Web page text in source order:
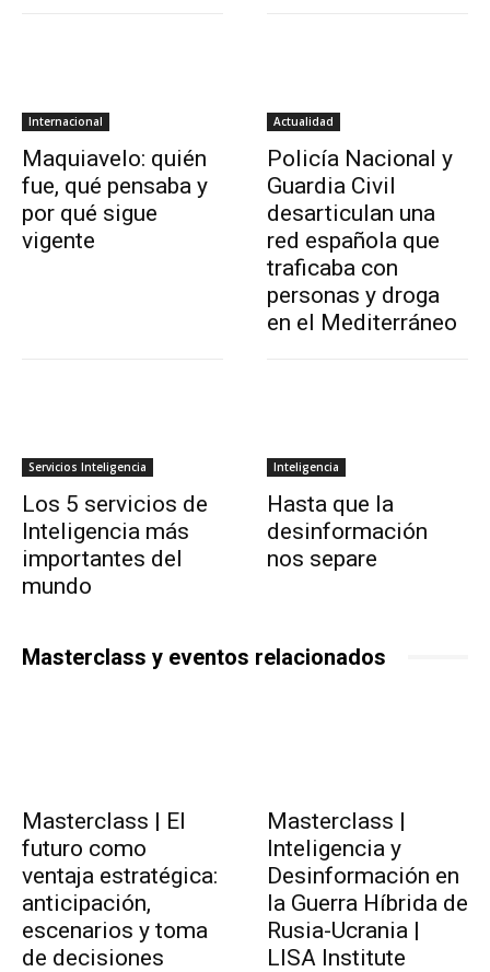
Internacional
Maquiavelo: quién
fue, qué pensaba y
por qué sigue
vigente
Actualidad
Policía Nacional y
Guardia Civil
desarticulan una
red española que
traficaba con
personas y droga
en el Mediterráneo
Servicios Inteligencia
Los 5 servicios de
Inteligencia más
importantes del
mundo
Inteligencia
Hasta que la
desinformación
nos separe
Masterclass y eventos relacionados
Masterclass | El
futuro como
ventaja estratégica:
anticipación,
escenarios y toma
de decisiones
Masterclass |
Inteligencia y
Desinformación en
la Guerra Híbrida de
Rusia-Ucrania |
LISA Institute